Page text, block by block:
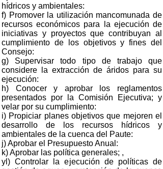
hídricos y ambientales:
f) Promover la utilización mancomunada de
recursos económicos para la ejecución de
iniciativas y proyectos que contribuyan al
cumplimiento de los objetivos y fines del
Consejo:
g) Supervisar todo tipo de trabajo que
considere la extracción de áridos para su
ejecución:
h) Conocer y aprobar los reglamentos
presentados por la Comisión Ejecutiva; y
velar por su cumplimiento:
i) Propiciar planes objetivos que mejoren el
desarrollo de los recursos hídricos y
ambientales de la cuenca del Paute:
j) Aprobar el Presupuesto Anual:
k) Aprobar las política generales; ,
yl) Controlar la ejecución de políticas de